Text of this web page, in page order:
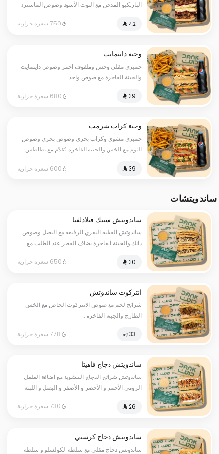
الباربكيو المدخن مع التوت الأسود وصوص الماسترد
ومشروب غازي مع صوص واحد
⁨⁦‪‬ 42⁩ 750 سعرة حرارية
وجبة داينمايت
جمبري مقلي وخس وملفوف احمر وصوص داينمايت
والجبنة الفاخرة مع صوص واحد .
680 سعرة حرارية
وجبة كراب شرمب
جمبري مشوي وكراب بحري وصوص بحري وصوص
الثوم مع الخس والجبنة الفاخرة .يُقدّم مع بطاطس
600 سعرة حرارية
ساندويتشات
ساندويتش ستيك فيلادلفيا
ساندوتش الفيليه البقري الرفيعه مع البصل وصوص
دانك والجبنة الفاخرة يضاف الفطر عند الطلب مع
650 سعرة حرارية
انتركوت ساندوتش
شرائح لحم مع صوص الانتركوت الخاص مع الخس
الطازج والجبنة الفاخرة .
778 سعرة حرارية
ساندويتش دجاج فاهيتا
ساندوتش شرائح الدجاج المشوية مع اضافة الفلفل
الرومي الأحمر و الأخضر و الأصفر و البصل و اللبنة
730 سعرة حرارية
ساندويتش دجاج كرسبي
ساندوتش دجاج مقلي مع سلطة الكولسلو و سلطة